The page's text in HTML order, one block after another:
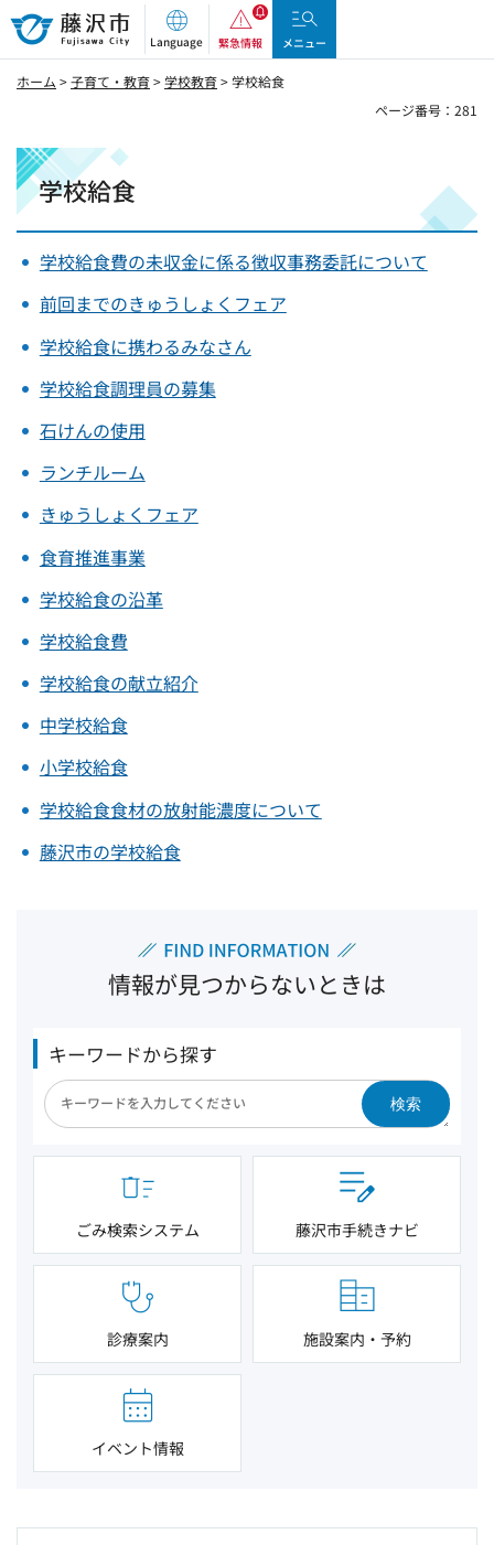
藤沢市
Language 緊急情報 メニュー
ホーム >子育て・教育>学校教育> 学校給食
ページ番号：281
学校給食
学校給食費の未収金に係る徴収事務委託について
前回までのきゅうしょくフェア
学校給食に携わるみなさん
学校給食調理員の募集
石けんの使用
ランチルーム
きゅうしょくフェア
食育推進事業
学校給食の沿革
学校給食費
学校給食の献立紹介
中学校給食
小学校給食
学校給食食材の放射能濃度について
藤沢市の学校給食
情報が見つからないときは
キーワードから探す
検索
ごみ検索システム 藤沢市手続きナビ
診療案内 施設案内・予約
イベント情報